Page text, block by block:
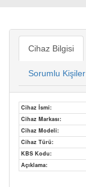
Cihaz Bilgisi
Sorumlu Kişiler
Cihaz İsmi:
Cihaz Markası:
Cihaz Modeli:
Cihaz Türü:
KBS Kodu:
Açıklama: